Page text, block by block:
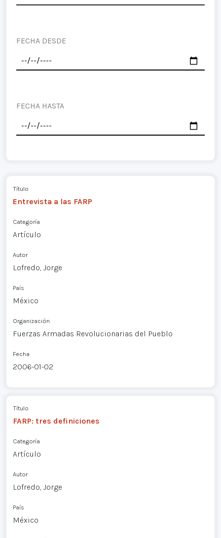
FECHA DESDE
FECHA HASTA
Título
Entrevista a las FARP
Categoría
Artículo
Autor
Lofredo, Jorge
País
México
Organización
Fuerzas Armadas Revolucionarias del Pueblo
Fecha
2006-01-02
Título
FARP: tres definiciones
Categoría
Artículo
Autor
Lofredo, Jorge
País
México